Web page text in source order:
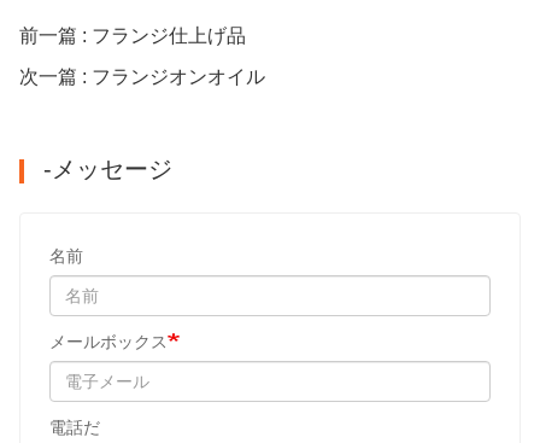
前一篇 : フランジ仕上げ品
次一篇 : フランジオンオイル
-メッセージ
名前
メールボックス
電話だ